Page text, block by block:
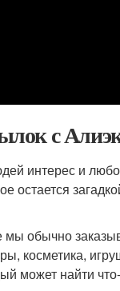
с
интерес и
обычно
косметика,
может найти